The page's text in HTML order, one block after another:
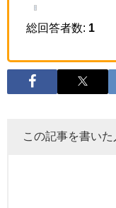
総回答者数: 1
この記事を書いた